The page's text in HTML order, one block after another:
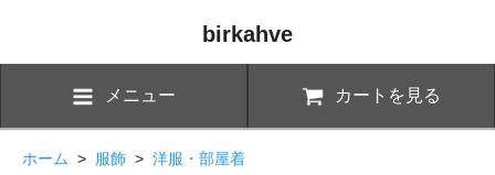
birkahve
メニュー カートを見る
ホーム > 服飾 > 洋服・部屋着